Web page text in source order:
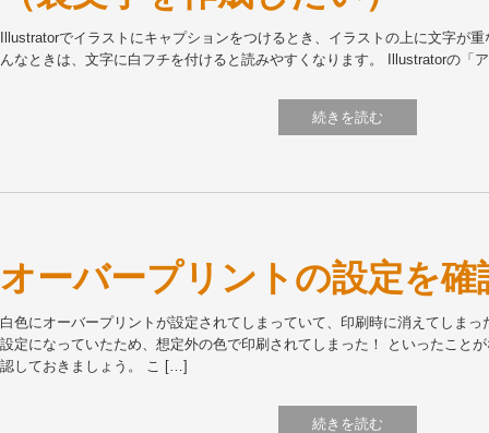
Illustratorでイラストにキャプションをつけるとき、イラストの上に文字が
んなときは、文字に白フチを付けると読みやすくなります。 Illustratorの「
続きを読む
オーバープリントの設定を確
白色にオーバープリントが設定されてしまっていて、印刷時に消えてしま
設定になっていたため、想定外の色で印刷されてしまった！ といったこと
認しておきましょう。 こ […]
続きを読む